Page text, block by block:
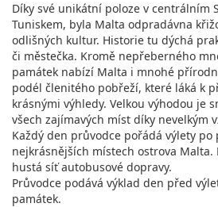
Díky své unikátní poloze v centrálním
Tuniskem, byla Malta odpradávna
odlišných kultur. Historie tu dýchá
či městečka. Kromě nepřeberného
památek nabízí Malta i mnohé
podél členitého pobřeží, které láká k
krásnými výhledy. Velkou výhodou je
všech zajímavých míst díky nevelkým
Každý den průvodce pořádá výlety
nejkrásnějších místech ostrova Malta.
hustá síť autobusové dopravy.
Průvodce podává výklad den před
památek.